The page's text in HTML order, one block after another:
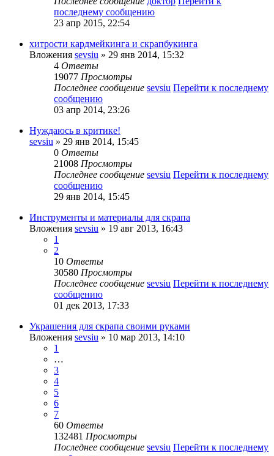
последнему сообщению
23 апр 2015, 22:54
хитрости кардмейкинга и скрапбукинга
Вложения sevsiu » 29 янв 2014, 15:32
4 Ответы
19077 Просмотры
Последнее сообщение sevsiu Перейти к последнему
сообщению
03 апр 2014, 23:26
Нуждаюсь в критике!
sevsiu » 29 янв 2014, 15:45
0 Ответы
21008 Просмотры
Последнее сообщение sevsiu Перейти к последнему
сообщению
29 янв 2014, 15:45
Инструменты и материалы для скрапа
Вложения sevsiu » 19 авг 2013, 16:43
1
2
10 Ответы
30580 Просмотры
Последнее сообщение sevsiu Перейти к последнему
сообщению
01 дек 2013, 17:33
Украшения для скрапа своими руками
Вложения sevsiu » 10 мар 2013, 14:10
1
…
3
4
5
6
7
60 Ответы
132481 Просмотры
Последнее сообщение sevsiu Перейти к последнему